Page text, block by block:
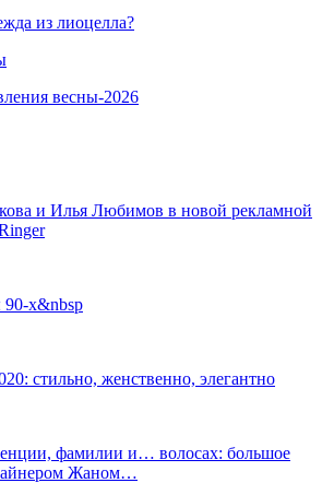
из лиоцелла?
весны-2026
и Илья Любимов в новой рекламной
х&nbsp
стильно, женственно, элегантно
фамилии и… волосах: большое
Жаном…